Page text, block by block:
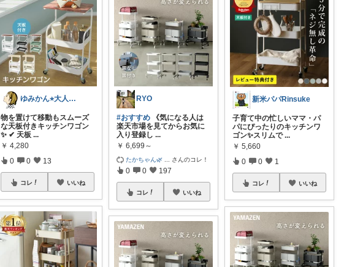
ゆみかん⭐︎大人の暮らし研究室
物を置けて移動もスムーズ
な天板付きキッチンワゴン
✨ ✔ 天板 ...
￥ 4,280
0 0 13
コレ いいね
RYO
#おすすめ 《気になる人は
楽天市場を見てからお気に
入り登録し ...
￥ 6,699～
たかちゃん🌿 さんのコレ！
0 0 197
コレ いいね
新米パパRinsuke
子育て中の忙しいママ・パ
パにぴったりのキッチンワ
ゴン✨スリムで ...
￥ 5,660
0 0 1
コレ いいね